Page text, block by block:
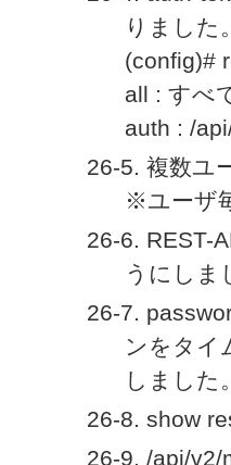
りました
(config)#
all : すべ
auth : /
26-5. 複数ユ
※ユーザ
26-6. REST-
うにしま
26-7.
ンをタイ
しました
26-8. show
26-9. /api/v2/